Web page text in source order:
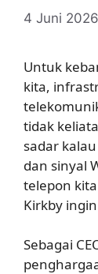
4 Juni 2026
Untuk
kita,
tidak
sadar
dan sinyal
telepon
Kirkby
Sebagai